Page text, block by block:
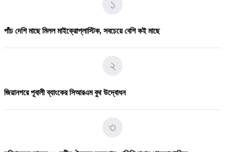
পদ্মায় বাসডুবিতে রানা প্লাজার সেই নাসিমার মৃ/ত্যু
৬
ফকিরদিয়া সরকারি প্রাথমিক বিদ্যালয়ের সভাপতি হলেন অ্যাডভোকেট আহসানুল হক
১
পাঁচ দেশি মাছে মিলল মাইক্রোপ্লাস্টিক, সবচেয়ে বেশি কই মাছে
২
জিয়ানগরে পূবালী ব্যাংকের সিআরএম বুথ উদ্বোধন
৩